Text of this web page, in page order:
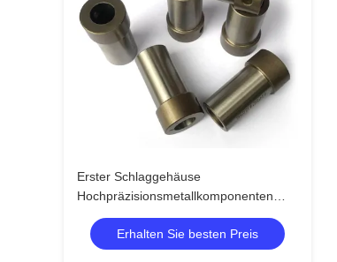
Erster Schlaggehäuse
Hochpräzisionsmetallkomponenten
Einstrichstempelprozess Hohe Effizienz
Produktion nahtlose Kratzerfreie
Formierung Hohe Festigkeit
Erhalten Sie besten Preis